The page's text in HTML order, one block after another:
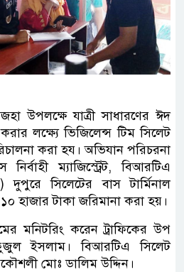
উপলক্ষে যাত্রী সাধারণের ঈদ
করার লক্ষ্যে ভিজিলেন্স টিম সিলেট
করা হয। অভিযান পরিচরনা
ম্যাজিস্ট্রেট, বিআরটিএ
সিলেটের বাস টার্মিনাল
হাজার টাকা জরিমানা করা হয়।
মনিটরিং করেন ট্রাফিকের উপ
ইসলাম। বিআরটিএ সিলেট
মোঃ ডালিম উদ্দিন।